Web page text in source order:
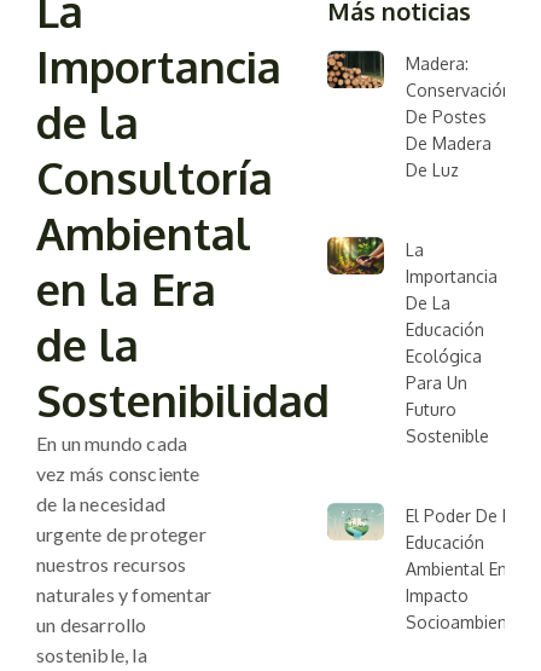
Importancia
de la
Consultoría
Ambiental
en la Era
de la
Sostenibilidad
En un mundo cada
vez más consciente
de la necesidad
urgente de proteger
nuestros recursos
naturales y fomentar
un desarrollo
sostenible, la
Más noticias
Madera:
Conservación
De Postes
De Madera
De Luz
La
Importancia
De La
Educación
Ecológica
Para Un
Futuro
Sostenible
El Poder De La
Educación
Ambiental En El
Impacto
Socioambiental